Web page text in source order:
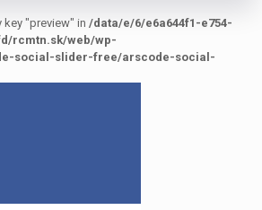
key "preview" in /data/e/6/e6a644f1-e754-
rcmtn.sk/web/wp-
social-slider-free/arscode-social-